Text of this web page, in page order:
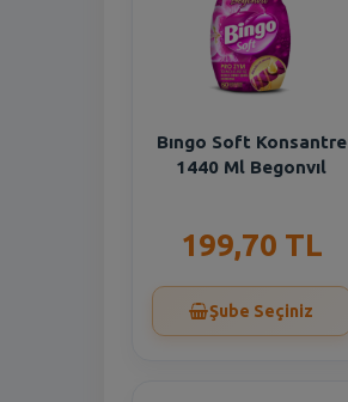
Bıngo Soft Konsantre
1440 Ml Begonvıl
199,70 TL
Şube Seçiniz